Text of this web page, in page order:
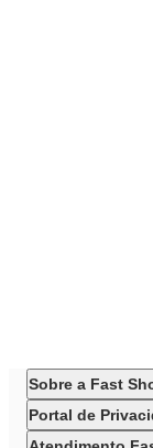
Sobre a Fast
Portal de